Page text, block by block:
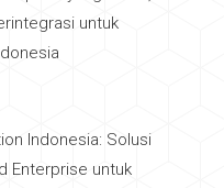
untuk
Indonesia: Solusi
Enterprise untuk